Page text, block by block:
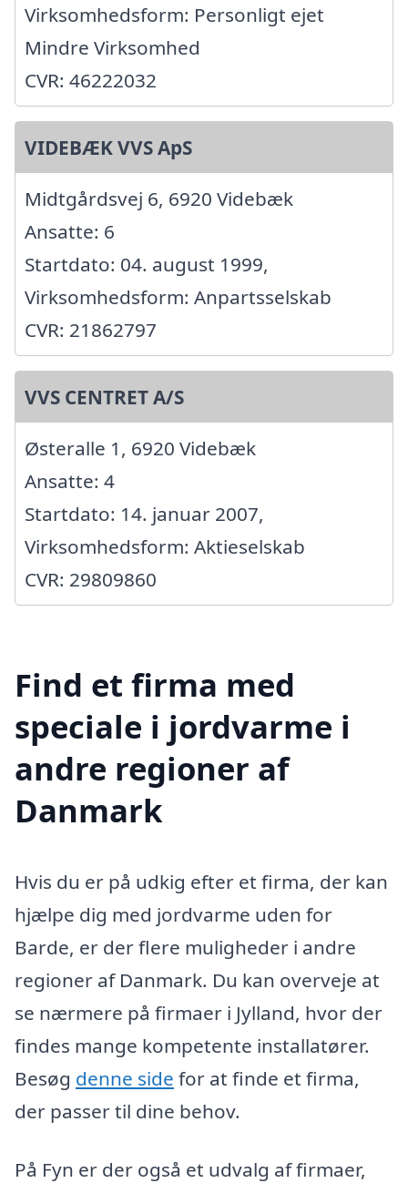
Virksomhedsform: Personligt ejet
Mindre Virksomhed
CVR: 46222032
VIDEBÆK VVS ApS
Midtgårdsvej 6, 6920 Videbæk
Ansatte: 6
Startdato: 04. august 1999,
Virksomhedsform: Anpartsselskab
CVR: 21862797
VVS CENTRET A/S
Østeralle 1, 6920 Videbæk
Ansatte: 4
Startdato: 14. januar 2007,
Virksomhedsform: Aktieselskab
CVR: 29809860
Find et firma med
speciale i jordvarme i
andre regioner af
Danmark
Hvis du er på udkig efter et firma, der kan
hjælpe dig med jordvarme uden for
Barde, er der flere muligheder i andre
regioner af Danmark. Du kan overveje at
se nærmere på firmaer i Jylland, hvor der
findes mange kompetente installatører.
Besøg denne side for at finde et firma,
der passer til dine behov.
På Fyn er der også et udvalg af firmaer,